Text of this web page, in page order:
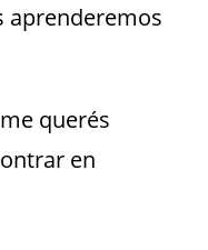
aprenderemos
querés
en